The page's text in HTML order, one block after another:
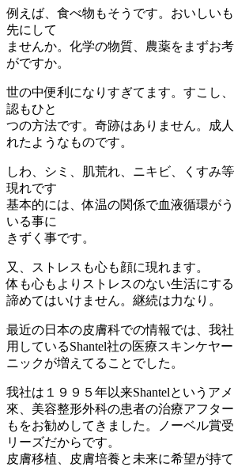
例えば、食べ物もそうです。おいしい
先にして
ませんか。化学の物質、農薬をまずお
がですか。
世の中便利になりすぎてます。すこし
認もひと
つの方法です。奇跡はありません。成
れたようなものです。
しわ、シミ、肌荒れ、ニキビ、くすみ
現れです
基本的には、体温の関係で血液循環が
いる事に
きずく事です。
又、ストレスも心も顔に現れます。
体も心もよりストレスのない生活にする
諦めてはいけません。継続は力なり。
最近の日本の皮膚科での情報では、我
用しているShantel社の医療スキンケヤ
ニックが増えてることでした。
我社は１９９５年以来Shantelというア
來、美容整形外科の患者の治療アフタ
もをお勧めしてきました。ノーベル賞
リーズだからです。
皮膚移植、皮膚培養と未来に希望が持